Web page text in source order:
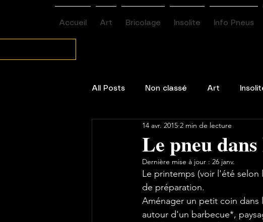
Accueil Art Bricolage Insolite Info Pneus
All Posts Non classé Art
Environnement / santé
Le pneu
14 avr. 2015 2 min de lecture
Dernière mise à jour : 26 janv.
Le printemps (voir l'été selon
de préparation.
Aménager un petit coin dans
autour d'un barbecue*,